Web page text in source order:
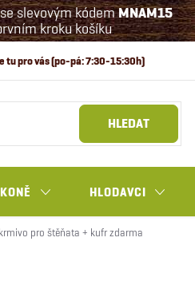
slevovým kódemMNAM15
kroku košíku
HLEDAT
KONĚ HLODAVCI
pro štěňata + kufr zdarma